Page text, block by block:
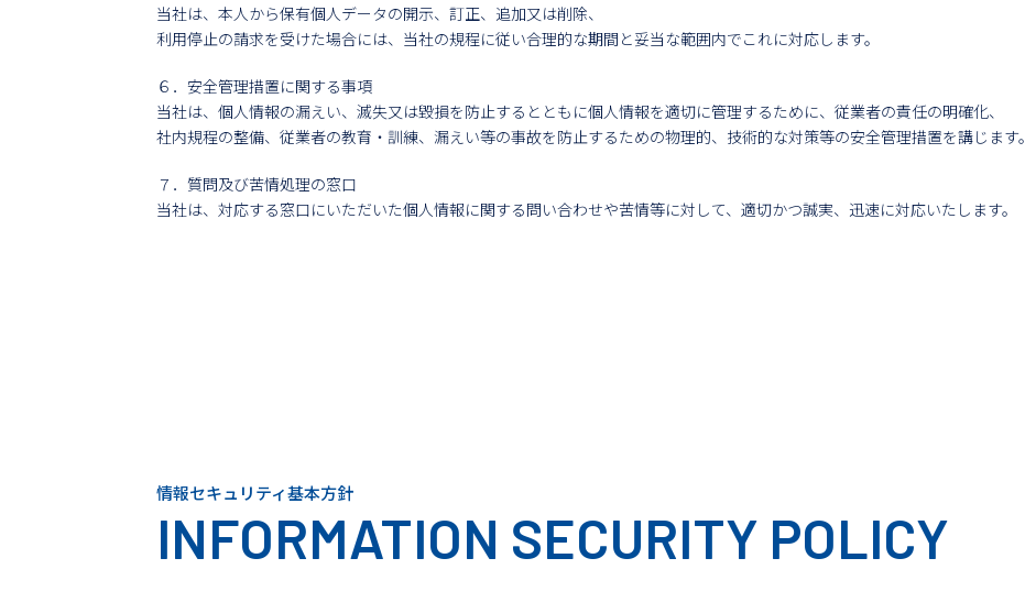
当社は、本人から保有個人データの開示、訂正、追加又は削除、
利用停止の請求を受けた場合には、当社の規程に従い合理的な期間と妥当な範囲内でこれに対応します。
６．安全管理措置に関する事項
当社は、個人情報の漏えい、滅失又は毀損を防止するとともに個人情報を適切に管理するために、従業者の責任の明確化、
社内規程の整備、従業者の教育・訓練、漏えい等の事故を防止するための物理的、技術的な対策等の安全管理措置を講じます。
７．質問及び苦情処理の窓口
当社は、対応する窓口にいただいた個人情報に関する問い合わせや苦情等に対して、適切かつ誠実、迅速に対応いたします。
情報セキュリティ基本方針
INFORMATION SECURITY POLICY